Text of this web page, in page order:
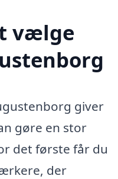
vælge
giver
gøre en stor
det første får du
der